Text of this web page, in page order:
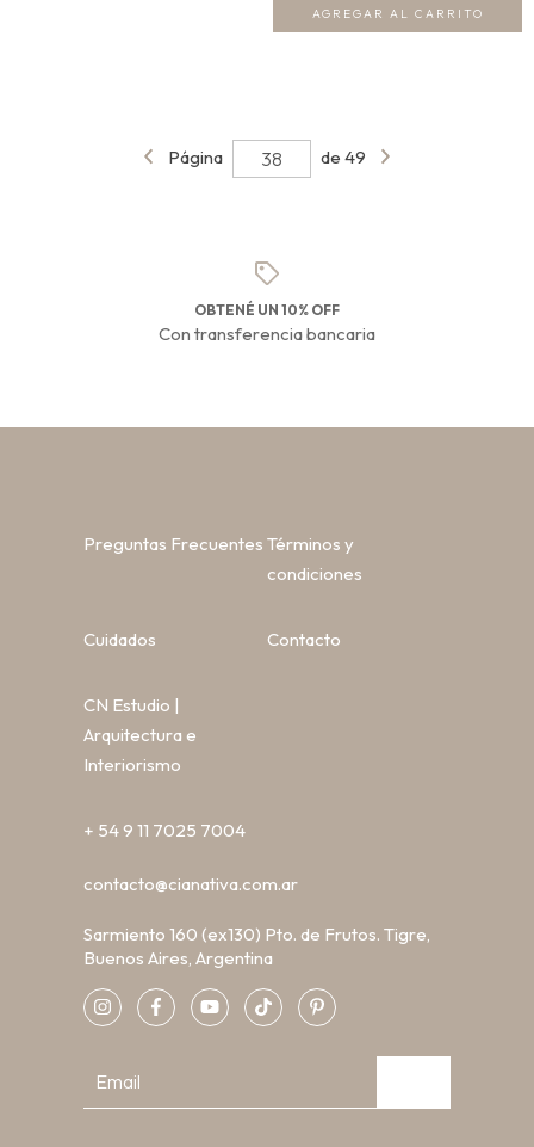
Página de 49
OBTENÉ UN 10% OFF
Con transferencia bancaria
Preguntas Frecuentes Términos y
condiciones
Cuidados Contacto
CN Estudio |
Arquitectura e
Interiorismo
+ 54 9 11 7025 7004
contacto@cianativa.com.ar
Sarmiento 160 (ex130) Pto. de Frutos. Tigre,
Buenos Aires, Argentina